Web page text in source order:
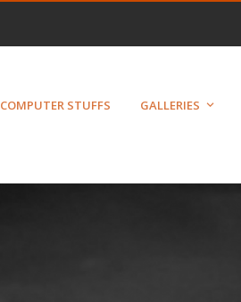
COMPUTER STUFFS GALLERIES